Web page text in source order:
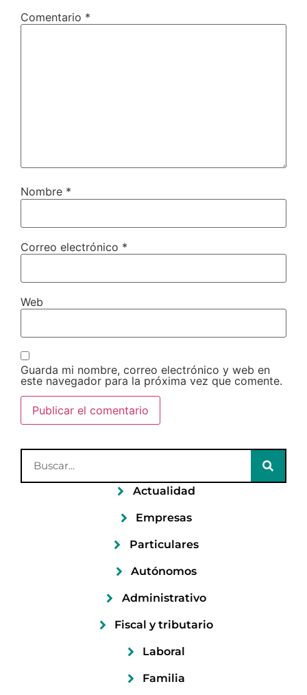
Comentario *
Nombre *
Correo electrónico *
Web
Guarda mi nombre, correo electrónico y web en
este navegador para la próxima vez que comente.
Actualidad
Empresas
Particulares
Autónomos
Administrativo
Fiscal y tributario
Laboral
Familia